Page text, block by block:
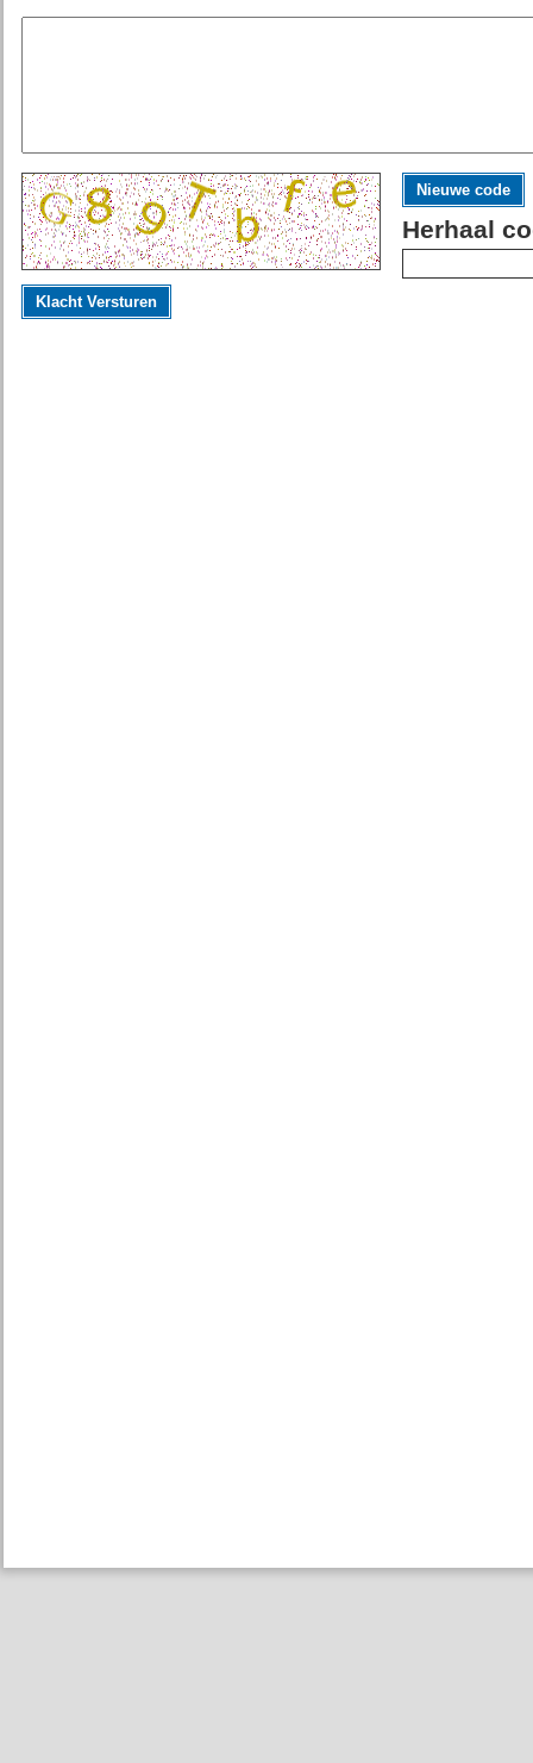
Nieuwe code
Herhaal
Klacht Versturen